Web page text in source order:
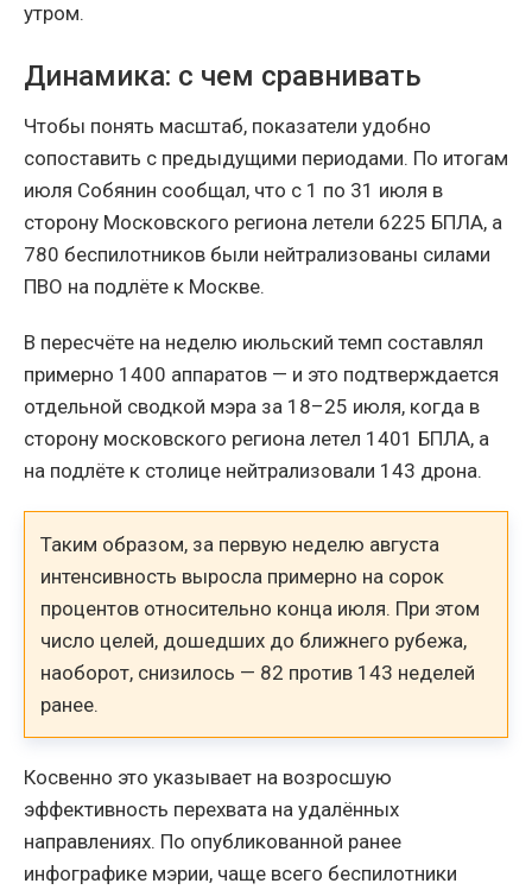
утром.
Динамика: с чем сравнивать
Чтобы понять масштаб, показатели удобно
сопоставить с предыдущими периодами. По итогам
июля Собянин сообщал, что с 1 по 31 июля в
сторону Московского региона летели 6225 БПЛА, а
780 беспилотников были нейтрализованы силами
ПВО на подлёте к Москве.
В пересчёте на неделю июльский темп составлял
примерно 1400 аппаратов — и это подтверждается
отдельной сводкой мэра за 18–25 июля, когда в
сторону московского региона летел 1401 БПЛА, а
на подлёте к столице нейтрализовали 143 дрона.
Таким образом, за первую неделю августа
интенсивность выросла примерно на сорок
процентов относительно конца июля. При этом
число целей, дошедших до ближнего рубежа,
наоборот, снизилось — 82 против 143 неделей
ранее.
Косвенно это указывает на возросшую
эффективность перехвата на удалённых
направлениях. По опубликованной ранее
инфографике мэрии, чаще всего беспилотники